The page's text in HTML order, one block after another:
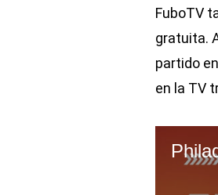
FuboTV
gratuita.
partido
en la TV